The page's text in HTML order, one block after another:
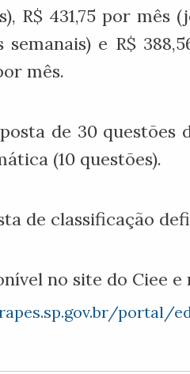
R$ 431,75 por
semanais) e R$
mês.
de 30 questões
(10 questões).
de classificação
no site do Ciee